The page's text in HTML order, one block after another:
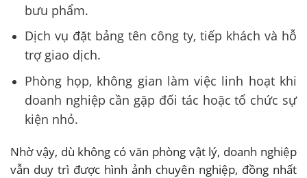
bưu phẩm.
Dịch vụ đặt bảng tên công ty, tiếp khách và hỗ
trợ giao dịch.
Phòng họp, không gian làm việc linh hoạt khi
doanh nghiệp cần gặp đối tác hoặc tổ chức sự
kiện nhỏ.
Nhờ vậy, dù không có văn phòng vật lý, doanh nghiệp
vẫn duy trì được hình ảnh chuyên nghiệp, đồng nhất